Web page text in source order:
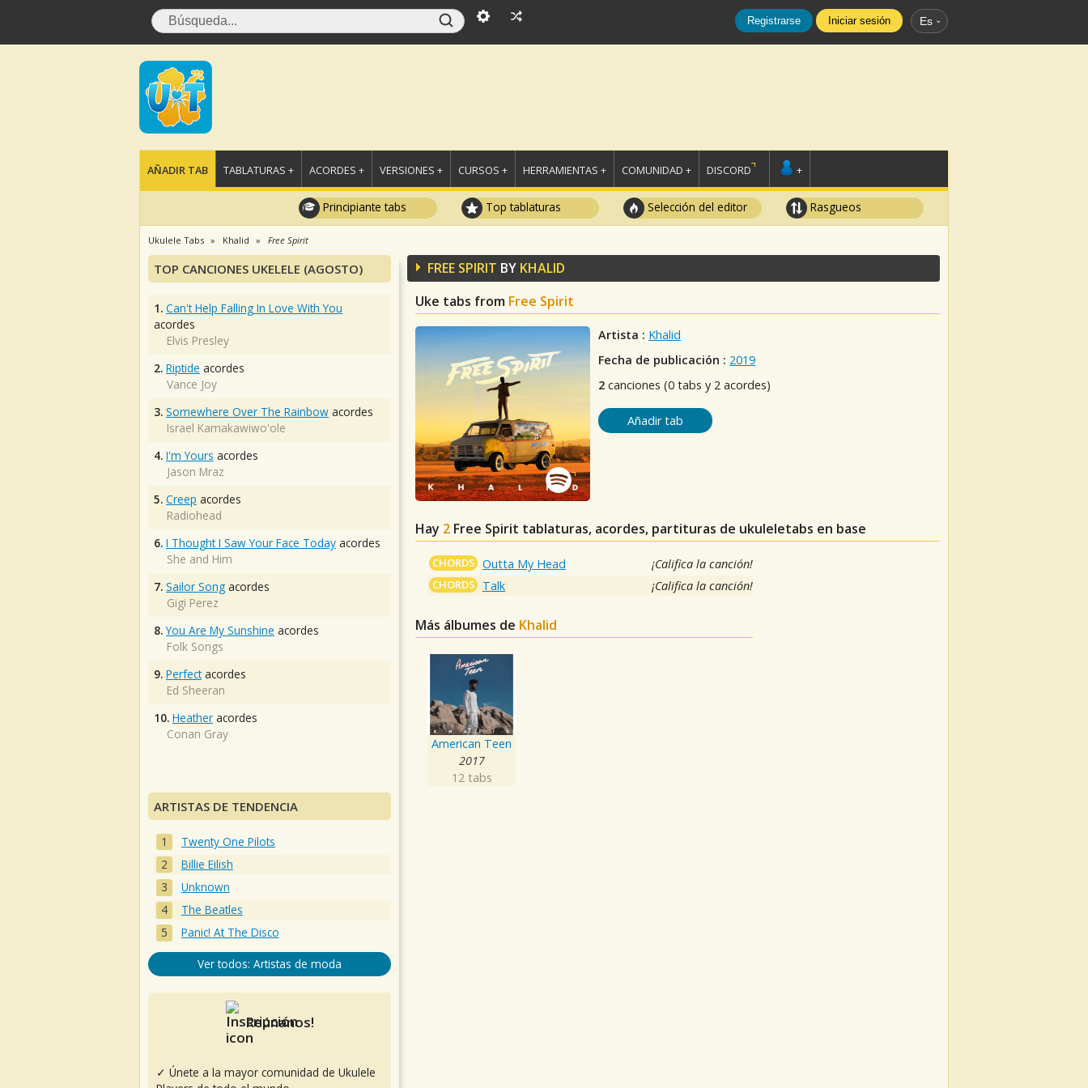
Registrarse Iniciar sesión Es
AÑADIR TAB TABLATURAS + ACORDES + VERSIONES + CURSOS + HERRAMIENTAS + COMUNIDAD + DISCORD +
Principiante tabs Top tablaturas Selección del editor Rasgueos
Ukulele Tabs Khalid Free Spirit
FREE SPIRIT BY KHALID
Uke tabs from Free Spirit
Artista : Khalid
Fecha de publicación : 2019
2 canciones (0 tabs y 2 acordes)
Añadir tab
Hay 2 Free Spirit tablaturas, acordes, partituras de ukuleletabs en base
CHORDS Outta My Head ¡Califica la canción!
CHORDS Talk ¡Califica la canción!
Más álbumes de Khalid
American Teen
2017
12 tabs
TOP CANCIONES UKELELE (AGOSTO)
1. Can't Help Falling In Love With You
acordes
Elvis Presley
2. Riptide acordes
Vance Joy
3. Somewhere Over The Rainbow acordes
Israel Kamakawiwo'ole
4. I'm Yours acordes
Jason Mraz
5. Creep acordes
Radiohead
6. I Thought I Saw Your Face Today acordes
She and Him
7. Sailor Song acordes
Gigi Perez
8. You Are My Sunshine acordes
Folk Songs
9. Perfectacordes
Ed Sheeran
10. Heather acordes
Conan Gray
ARTISTAS DE TENDENCIA
Twenty One Pilots
Billie Eilish
Unknown
The Beatles
Panic! At The Disco
Ver todos: Artistas de moda
Reúnanos!
✓ Únete a la mayor comunidad de Ukulele